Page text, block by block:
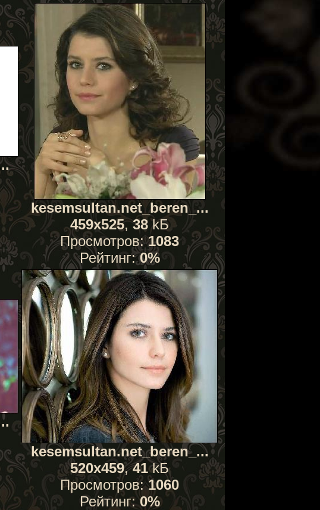
kesemsultan.net_beren_...
459x525,38kБ
Просмотров:1083
Рейтинг:0%
kesemsultan.net_beren_...
520x459,41kБ
Просмотров:1060
Рейтинг: 0%